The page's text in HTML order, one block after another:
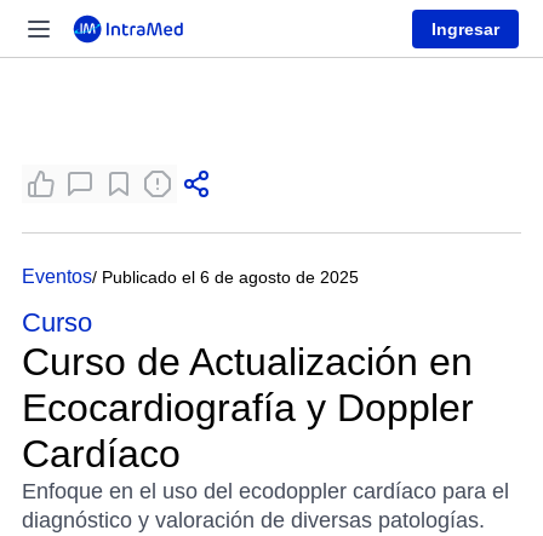
Ingresar
Eventos/ Publicado el 6 de agosto de 2025
Curso
Curso de Actualización en
Ecocardiografía y Doppler
Cardíaco
Enfoque en el uso del ecodoppler cardíaco para el
diagnóstico y valoración de diversas patologías.